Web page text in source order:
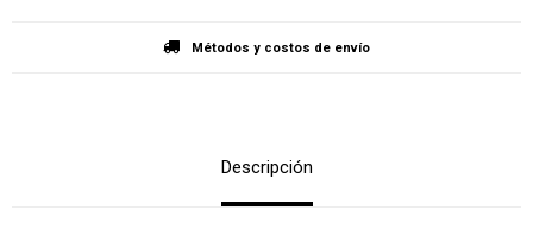
Métodos y costos de envío
Descripción